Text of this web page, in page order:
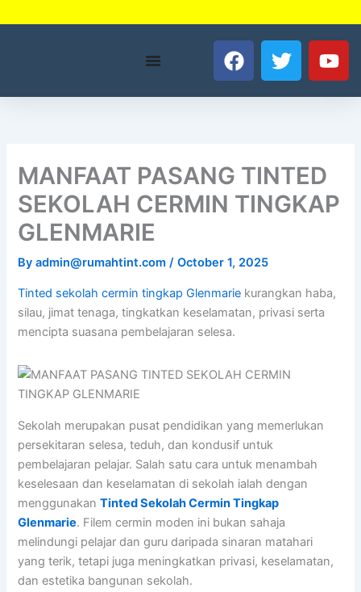
to
F
a
o
k
T
w
r
Y
o
MANFAAT PASANG TINTED
SEKOLAH CERMIN TINGKAP
GLENMARIE
Byadmin@rumahtint.com/October 1, 2025
Tinted sekolah cermin tingkap Glenmarie kurangkan haba,
silau, jimat tenaga, tingkatkan keselamatan, privasi serta
mencipta suasana pembelajaran selesa.
Sekolah merupakan pusat pendidikan yang memerlukan
persekitaran selesa, teduh, dan kondusif untuk
pembelajaran pelajar. Salah satu cara untuk menambah
keselesaan dan keselamatan di sekolah ialah dengan
menggunakanTinted Sekolah Cermin Tingkap
Glenmarie. Filem cermin moden ini bukan sahaja
melindungi pelajar dan guru daripada sinaran matahari
yang terik, tetapi juga meningkatkan privasi, keselamatan,
dan estetika bangunan sekolah.